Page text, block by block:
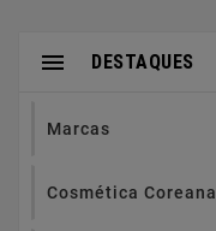
DESTAQUES

Marcas
Cosmética Coreana